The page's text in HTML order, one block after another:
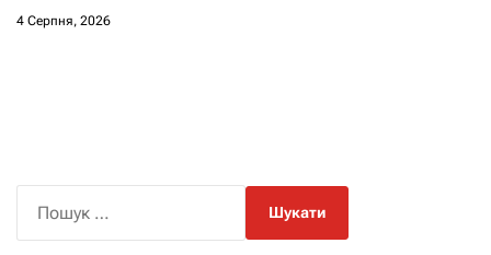
4 Серпня, 2026